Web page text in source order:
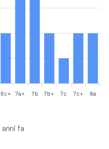
6c+ 7a+ 7b 7b+ 7c 7c+ 8a
anni fa